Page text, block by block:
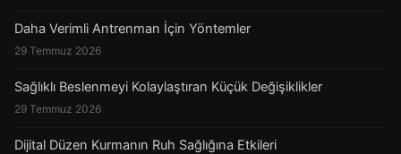
Daha Verimli Antrenman İçin Yöntemler
29 Temmuz 2026
Sağlıklı Beslenmeyi Kolaylaştıran Küçük Değişiklikler
29 Temmuz 2026
Dijital Düzen Kurmanın Ruh Sağlığına Etkileri